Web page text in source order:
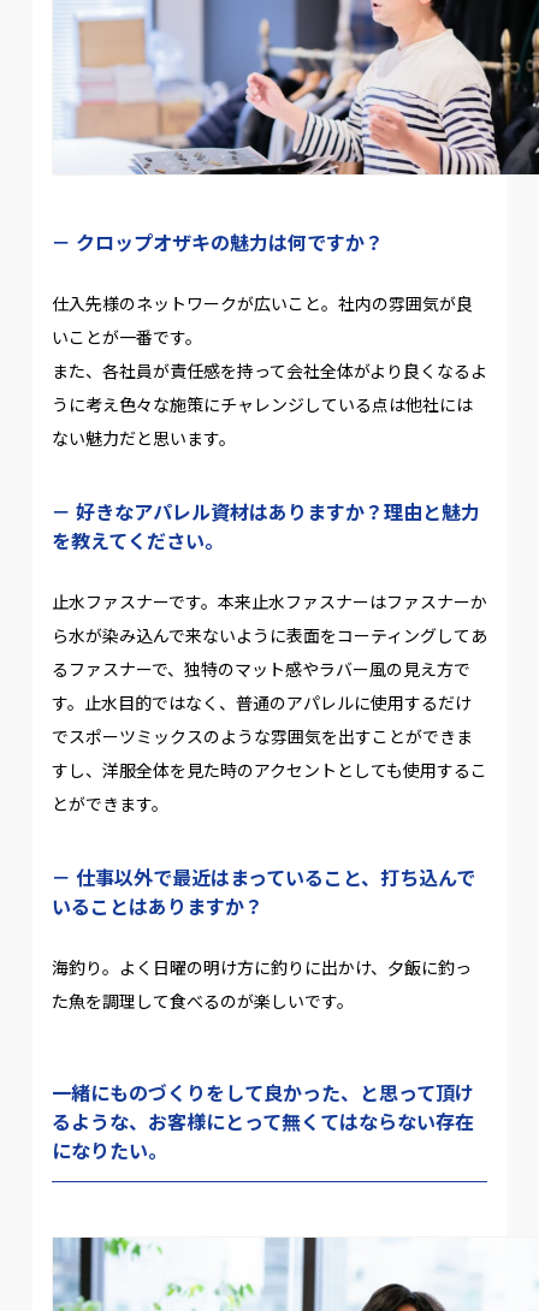
クロップオザキの魅力は何ですか？
仕入先様のネットワークが広いこと。社内の雰囲気が良
いことが一番です。
また、各社員が責任感を持って会社全体がより良くなるよ
うに考え色々な施策にチャレンジしている点は他社には
ない魅力だと思います。
好きなアパレル資材はありますか？理由と魅力
を教えてください。
止水ファスナーです。本来止水ファスナーはファスナーか
ら水が染み込んで来ないように表面をコーティングしてあ
るファスナーで、独特のマット感やラバー風の見え方で
す。止水目的ではなく、普通のアパレルに使用するだけ
でスポーツミックスのような雰囲気を出すことができま
すし、洋服全体を見た時のアクセントとしても使用するこ
とができます。
仕事以外で最近はまっていること、打ち込んで
いることはありますか？
海釣り。よく日曜の明け方に釣りに出かけ、夕飯に釣っ
た魚を調理して食べるのが楽しいです。
一緒にものづくりをして良かった、と思って頂け
るような、お客様にとって無くてはならない存在
になりたい。